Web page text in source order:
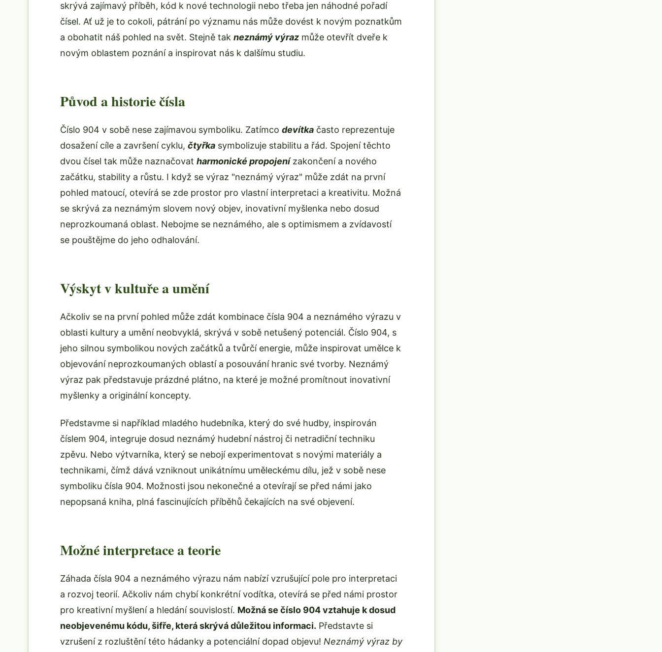
skrývá zajímavý příběh, kód k nové technologii nebo třeba jen náhodné pořadí
čísel. Ať už je to cokoli, pátrání po významu nás může dovést k novým poznatkům
a obohatit náš pohled na svět. Stejně tak neznámý výraz může otevřít dveře k
novým oblastem poznání a inspirovat nás k dalšímu studiu.
Původ a historie čísla
Číslo 904 v sobě nese zajímavou symboliku. Zatímco devítka často reprezentuje
dosažení cíle a završení cyklu, čtyřka symbolizuje stabilitu a řád. Spojení těchto
dvou čísel tak může naznačovat harmonické propojenízakončení a nového
začátku, stability a růstu. I když se výraz "neznámý výraz" může zdát na první
pohled matoucí, otevírá se zde prostor pro vlastní interpretaci a kreativitu. Možná
se skrývá za neznámým slovem nový objev, inovativní myšlenka nebo dosud
neprozkoumaná oblast. Nebojme se neznámého, ale s optimismem a zvídavostí
se pouštějme do jeho odhalování.
Výskyt v kultuře a umění
Ačkoliv se na první pohled může zdát kombinace čísla 904 a neznámého výrazu v
oblasti kultury a umění neobvyklá, skrývá v sobě netušený potenciál. Číslo 904, s
jeho silnou symbolikou nových začátků a tvůrčí energie, může inspirovat umělce k
objevování neprozkoumaných oblastí a posouvání hranic své tvorby. Neznámý
výraz pak představuje prázdné plátno, na které je možné promítnout inovativní
myšlenky a originální koncepty.
Představme si například mladého hudebníka, který do své hudby, inspirován
číslem 904, integruje dosud neznámý hudební nástroj či netradiční techniku
zpěvu. Nebo výtvarníka, který se nebojí experimentovat s novými materiály a
technikami, čímž dává vzniknout unikátnímu uměleckému dílu, jež v sobě nese
symboliku čísla 904. Možnosti jsou nekonečné a otevírají se před námi jako
nepopsaná kniha, plná fascinujících příběhů čekajících na své objevení.
Možné interpretace a teorie
Záhada čísla 904 a neznámého výrazu nám nabízí vzrušující pole pro interpretaci
a rozvoj teorií. Ačkoliv nám chybí konkrétní vodítka, otevírá se před námi prostor
pro kreativní myšlení a hledání souvislostí. Možná se číslo 904 vztahuje k dosud
neobjevenému kódu, šifře, která skrývá důležitou informaci. Představte si
vzrušení z rozluštění této hádanky a potenciální dopad objevu! Neznámý výraz by